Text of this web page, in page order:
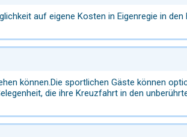
auf eigene Kosten in Eigenregie in
können.Die sportlichen Gäste können
die ihre Kreuzfahrt in den